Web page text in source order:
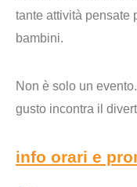
tante attività pensate
bambini.
Non è solo un
gusto incontra il
info orari e